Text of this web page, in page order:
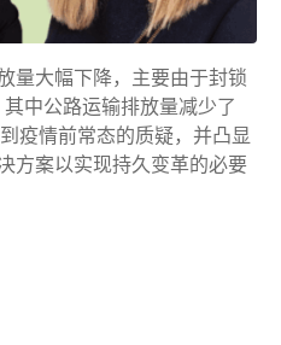
量大幅下降，主要由于封锁
中公路运输排放量减少了
疫情前常态的质疑，并凸显
方案以实现持久变革的必要